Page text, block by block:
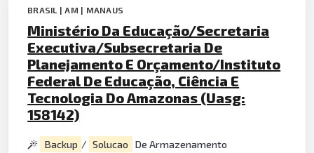
BRASIL | AM | MANAUS
Ministério Da Educação/Secretaria
Executiva/Subsecretaria De
Planejamento E Orçamento/Instituto
Federal De Educação, Ciência E
Tecnologia Do Amazonas (Uasg:
158142)
Backup / Solucao De Armazenamento